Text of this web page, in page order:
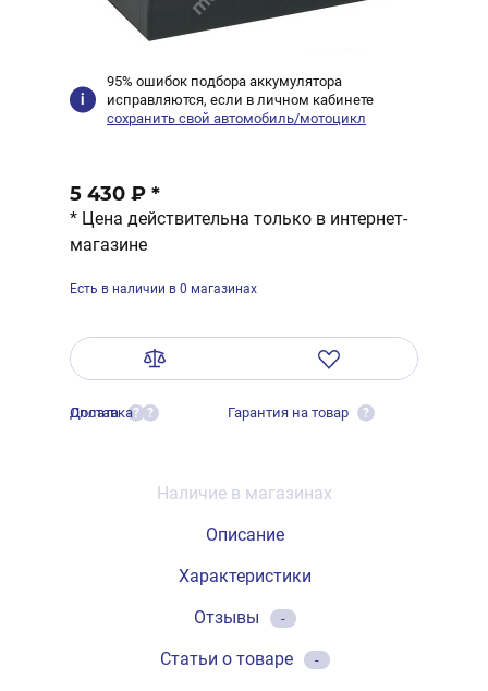
95% ошибок подбора аккумулятора
исправляются, если в личном кабинете
сохранить свой автомобиль/мотоцикл
5 430 ₽ *
* Цена действительна только в интернет-
магазине
Есть в наличии в 0 магазинах
Оплата ?
Доставка ? Гарантия на товар ?
Наличие в магазинах
Описание
Характеристики
Отзывы
-
Статьи о товаре -